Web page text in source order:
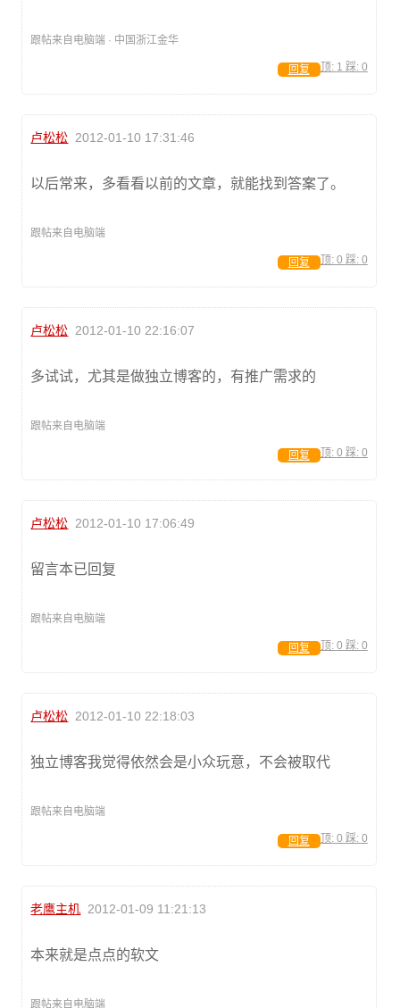
跟帖来自电脑端 · 中国浙江金华
顶: 1 踩: 0
回复
卢松松 2012-01-10 17:31:46
以后常来，多看看以前的文章，就能找到答案了。
跟帖来自电脑端
顶: 0 踩: 0
回复
卢松松 2012-01-10 22:16:07
多试试，尤其是做独立博客的，有推广需求的
跟帖来自电脑端
顶: 0 踩: 0
回复
卢松松 2012-01-10 17:06:49
留言本已回复
跟帖来自电脑端
顶: 0 踩: 0
回复
卢松松 2012-01-10 22:18:03
独立博客我觉得依然会是小众玩意，不会被取代
跟帖来自电脑端
顶: 0 踩: 0
回复
老鹰主机 2012-01-09 11:21:13
本来就是点点的软文
跟帖来自电脑端